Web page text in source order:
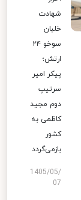
شهادت
خلبان
سوخو ۲۴
ارتش؛
پیکر امیر
سرتیپ
دوم مجید
کاظمی به
کشور
بازمی‌گردد
1405/05/
07